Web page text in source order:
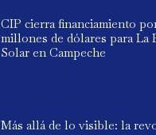
CIP cierra financiamiento
millones de dólares para La
Solar en Campeche
Más allá de lo visible: la